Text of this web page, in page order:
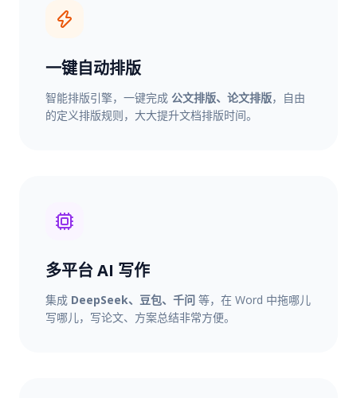
一键自动排版
智能排版引擎，一键完成 公文排版、论文排版，自由
的定义排版规则，大大提升文档排版时间。
多平台 AI 写作
集成 DeepSeek、豆包、千问 等，在 Word 中拖哪儿
写哪儿，写论文、方案总结非常方便。